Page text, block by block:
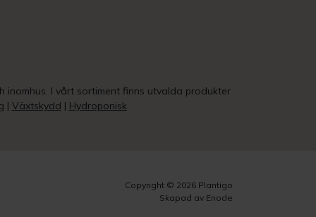
I vårt sortiment finns utvalda produkter
| Växtskydd | Hydroponisk
Copyright © 2026 Plantigo
Skapad av Enode